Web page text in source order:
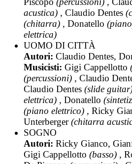
acustica) , Claudio Dentes
(chitarra) , Donatello
elettrica)
UOMO DI CITTÀ
Autori: Claudio Dentes,
Musicisti: Gigi Cappellotto
(percussioni) , Claudio
Claudio Dentes (slide
elettrica) , Donatello
(piano elettrico) , Ricky
Unterberger(chitarra
SOGNO
Autori: Ricky Gianco,
Gigi Cappellotto (basso) ,